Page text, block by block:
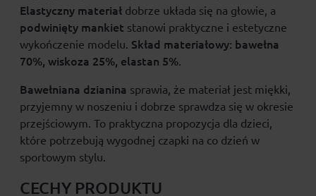
Elastyczny materiał dobrze układa się na głowie, a
podwinięty mankiet stanowi praktyczne i estetyczne
wykończenie modelu. Skład materiałowy: bawełna
70%, wiskoza 25%, elastan 5%.
Bawełniana dzianina sprawia, że materiał jest miękki,
przyjemny w noszeniu i dobrze sprawdza się w okresie
przejściowym. To praktyczna propozycja dla dzieci,
które potrzebują wygodnej czapki na co dzień w
sportowym stylu.
CECHY PRODUKTU